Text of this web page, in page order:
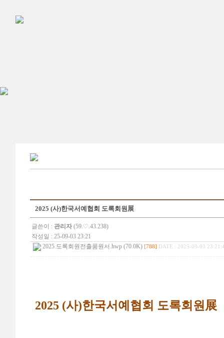
2025 (사)한국서예협회 도록회원展
글쓴이 : 관리자 (59.♡.43.238)
작성일 : 25-09-03 23:21
2025.도록회원전출품원서.hwp (70.0K) [788] DATE : 2025-09-03
2025 (사)한국서예협회 도록회원展